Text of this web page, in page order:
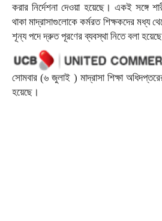
করার নির্দেশনা দেওয়া হয়েছে। একই সঙ্গে
থাকা মাদ্রাসাগুলোকে কর্মরত শিক্ষকদের মধ্য
শূন্য পদে দ্রুত পূরণের ব্যবস্থা নিতে বলা
সোমবার (৬ জুলাই ) মাদ্রাসা শিক্ষা
হয়েছে।